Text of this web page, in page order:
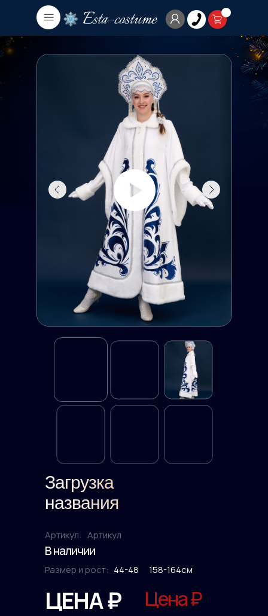
ЦЕНА ₽
Загрузка
названия
В наличии
Артикул
Артикул:
Размер и рост: 44-48 158-164см
Цена ₽